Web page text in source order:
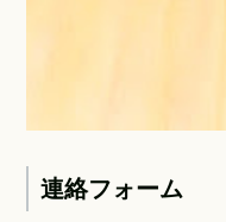
連絡フォーム